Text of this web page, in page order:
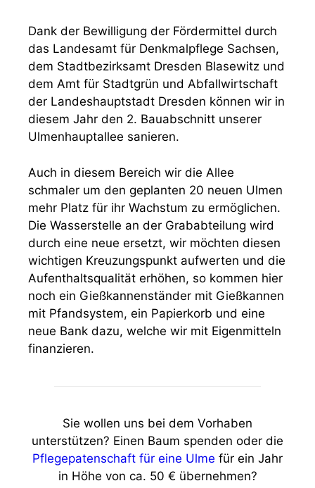
Dank der Bewilligung der Fördermittel durch
das Landesamt für Denkmalpflege Sachsen,
dem Stadtbezirksamt Dresden Blasewitz und
dem Amt für Stadtgrün und Abfallwirtschaft
der Landeshauptstadt Dresden können wir in
diesem Jahr den 2. Bauabschnitt unserer
Ulmenhauptallee sanieren.
Auch in diesem Bereich wir die Allee
schmaler um den geplanten 20 neuen Ulmen
mehr Platz für ihr Wachstum zu ermöglichen.
Die Wasserstelle an der Grababteilung wird
durch eine neue ersetzt, wir möchten diesen
wichtigen Kreuzungspunkt aufwerten und die
Aufenthaltsqualität erhöhen, so kommen hier
noch ein Gießkannenständer mit Gießkannen
mit Pfandsystem, ein Papierkorb und eine
neue Bank dazu, welche wir mit Eigenmitteln
finanzieren.
Sie wollen uns bei dem Vorhaben
unterstützen? Einen Baum spenden oder die
Pflegepatenschaft für eine Ulme für ein Jahr
in Höhe von ca. 50 € übernehmen?